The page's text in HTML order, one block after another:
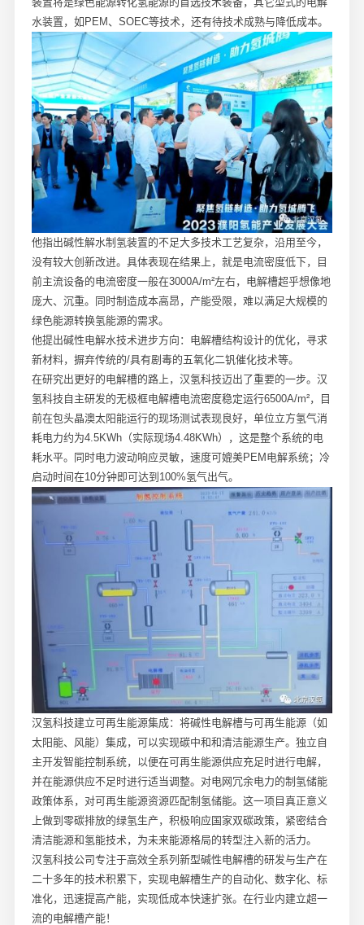
水装置，如PEM、SOEC等技术，还有待技术成熟与降低成本。
他指出碱性解水制氢装置的不足大多技术工艺复杂，沿用至今，
没有较大创新改进。具体表现在结果上，就是电流密度低下，目
前主流设备的电流密度一般在3000A/m²左右，电解槽超乎想像地
庞大、沉重。同时制造成本高昂，产能受限，难以满足大规模的
绿色能源转换氢能源的需求。
他提出碱性电解水技术进步方向：电解槽结构设计的优化，寻求
新材料，摒弃传统的/具有剧毒的五氧化二钒催化技术等。
在研究出更好的电解槽的路上，汉氢科技迈出了重要的一步。汉
氢科技自主研发的无极框电解槽电流密度稳定运行6500A/m²，目
前在包头晶澳太阳能运行的现场测试表现良好，单位立方氢气消
耗电力约为4.5KWh（实际现场4.48KWh），这是整个系统的电
耗水平。同时电力波动响应灵敏，速度可媲美PEM电解系统；冷
启动时间在10分钟即可达到100%氢气出气。
汉氢科技建立可再生能源集成：将碱性电解槽与可再生能源（如
太阳能、风能）集成，可以实现碳中和和清洁能源生产。独立自
主开发智能控制系统，以便在可再生能源供应充足时进行电解，
并在能源供应不足时进行适当调整。对电网冗余电力的制氢储能
政策体系，对可再生能源资源匹配制氢储能。这一项目真正意义
上做到零碳排放的绿氢生产，积极响应国家双碳政策，紧密结合
清洁能源和氢能技术，为未来能源格局的转型注入新的活力。
汉氢科技公司专注于高效全系列新型碱性电解槽的研发与生产在
二十多年的技术积累下，实现电解槽生产的自动化、数字化、标
准化，迅速提高产能，实现低成本快速扩张。在行业内建立超一
流的电解槽产能！